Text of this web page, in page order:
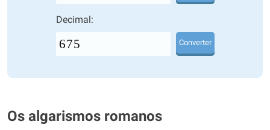
Decimal:
Converter
Os algarismos romanos